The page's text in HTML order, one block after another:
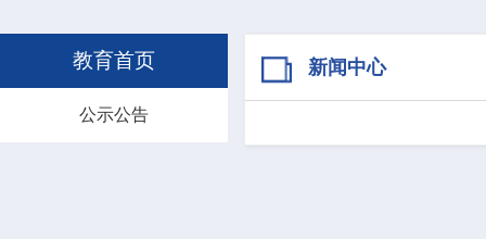
教育首页
公示公告
新闻中心